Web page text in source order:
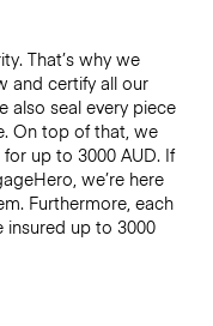
That’s why we
and certify all our
also seal every piece
On top of that, we
for up to 3000 AUD. If
we’re here
Furthermore, each
insured up to 3000